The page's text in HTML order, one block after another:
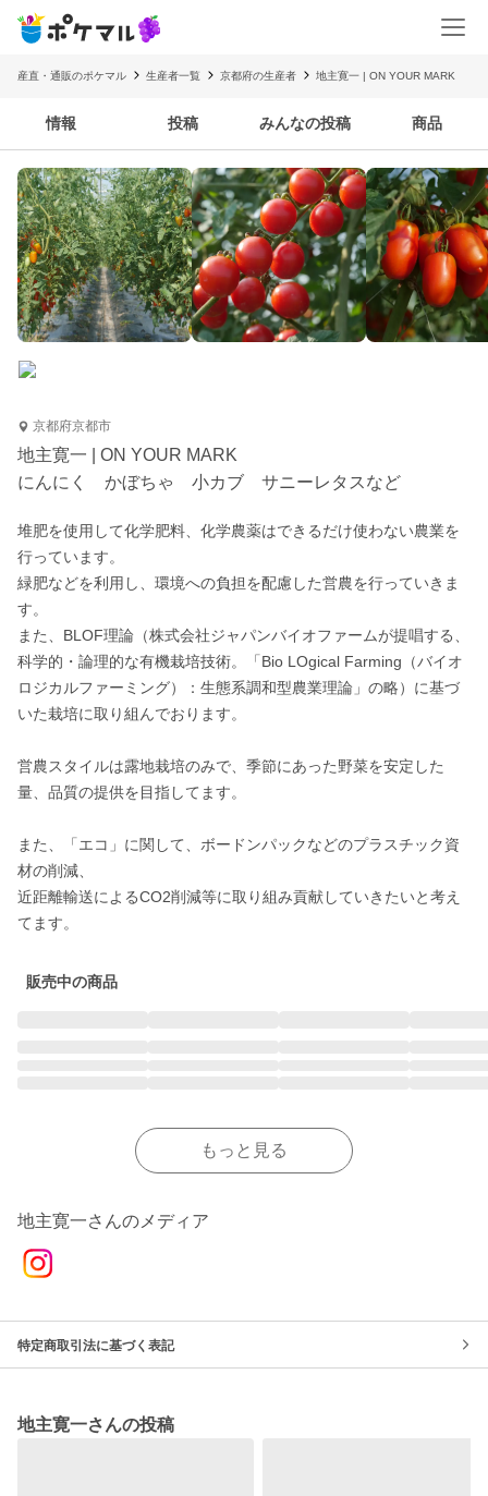
産直・通販のポケマル 生産者一覧 京都府の生産者 地主寛一 | ON YOUR MARK
情報 投稿 みんなの投稿 商品
京都府京都市
地主寛一 | ON YOUR MARK
にんにく かぼちゃ 小カブ サニーレタスなど
堆肥を使用して化学肥料、化学農薬はできるだけ使わない農業を
行っています。
緑肥などを利用し、環境への負担を配慮した営農を行っていきま
す。
また、BLOF理論（株式会社ジャパンバイオファームが提唱する、
科学的・論理的な有機栽培技術。「Bio LOgical Farming（バイオ
ロジカルファーミング）：生態系調和型農業理論」の略）に基づ
いた栽培に取り組んでおります。
営農スタイルは露地栽培のみで、季節にあった野菜を安定した
量、品質の提供を目指してます。
また、「エコ」に関して、ボードンパックなどのプラスチック資
材の削減、
近距離輸送によるCO2削減等に取り組み貢献していきたいと考え
てます。
販売中の商品
もっと見る
地主寛一さんのメディア
特定商取引法に基づく表記
地主寛一さんの投稿